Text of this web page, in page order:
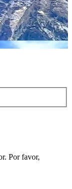
Por favor,